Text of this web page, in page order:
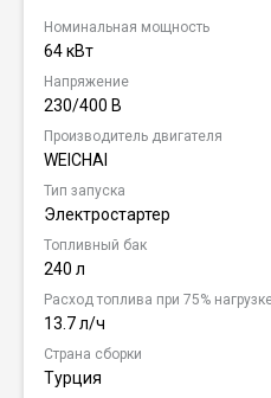
Номинальная мощность
64 кВт
Напряжение
230/400 В
Производитель двигателя
WEICHAI
Тип запуска
Электростартер
Топливный бак
240 л
Расход топлива при 75%
13.7 л/ч
Страна сборки
Турция